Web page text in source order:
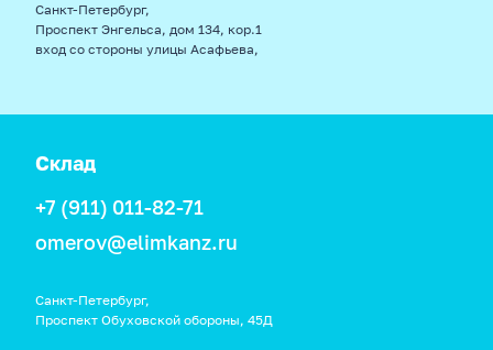
Санкт-Петербург,
Проспект Энгельса, дом 134, кор.1
вход со стороны улицы Асафьева,
Склад
+7 (911) 011-82-71
omerov@elimkanz.ru
Санкт-Петербург,
Проспект Обуховской обороны, 45Д